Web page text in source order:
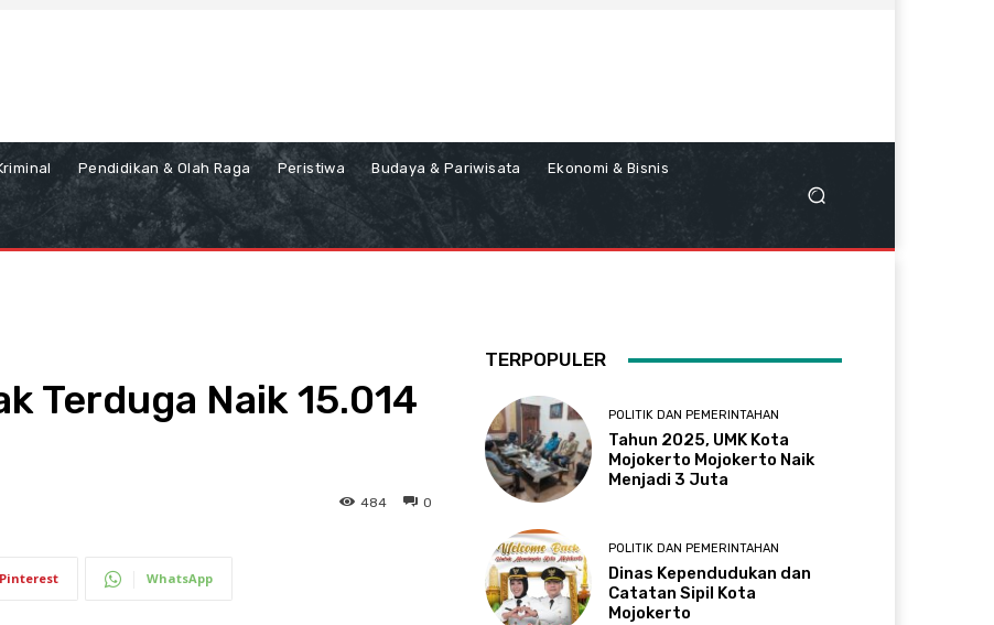
Pendidikan & Olah Raga Peristiwa Budaya & Pariwisata Ekonomi & Bisnis
Terduga Naik 15.014
0
484
Pinterest WhatsApp
TERPOPULER
POLITIK DAN PEMERINTAHAN
Tahun 2025, UMK Kota
Mojokerto Mojokerto Naik
Menjadi 3 Juta
POLITIK DAN PEMERINTAHAN
Dinas Kependudukan dan
Catatan Sipil Kota
Mojokerto